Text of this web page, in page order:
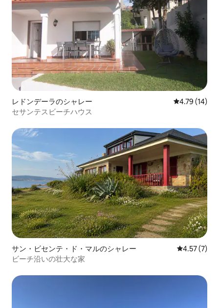
レドンデーラのシャレー レビュー14
4.79 (14)
セサンテスビーチハウス
サン・ビセンテ・ド・マルのシャレー レビュー7
4.57 (7)
ビーチ沿いの壮大な家